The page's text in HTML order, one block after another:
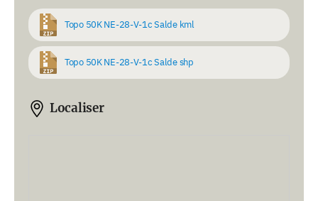
Topo 50K NE-28-V-1c Salde kml
Topo 50K NE-28-V-1c Salde shp
Localiser